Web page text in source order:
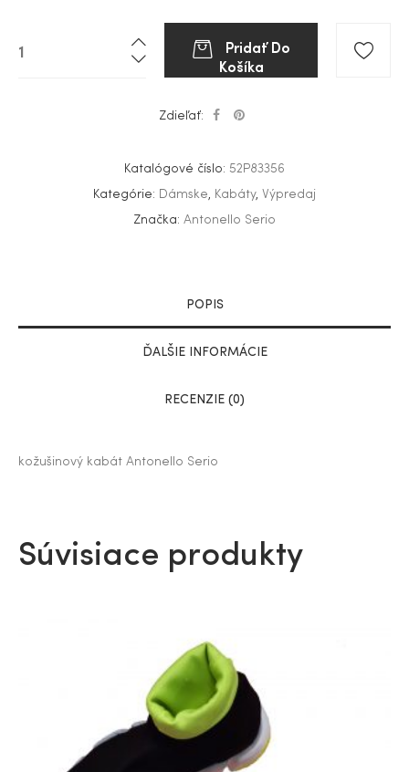
Pridať Do
Košíka
Zdieľať:
Katalógové číslo: 52P83356
Kategórie: Dámske, Kabáty, Výpredaj
Značka: Antonello Serio
POPIS
ĎALŠIE INFORMÁCIE
RECENZIE (0)
kožušinový kabát Antonello Serio
Súvisiace produkty